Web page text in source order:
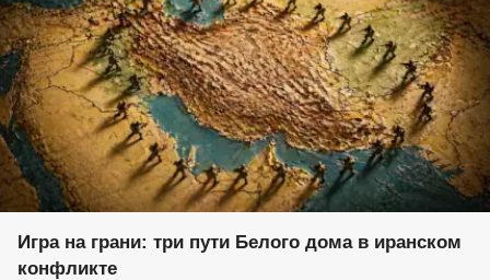
Игра на грани: три пути Белого дома в иранском
конфликте